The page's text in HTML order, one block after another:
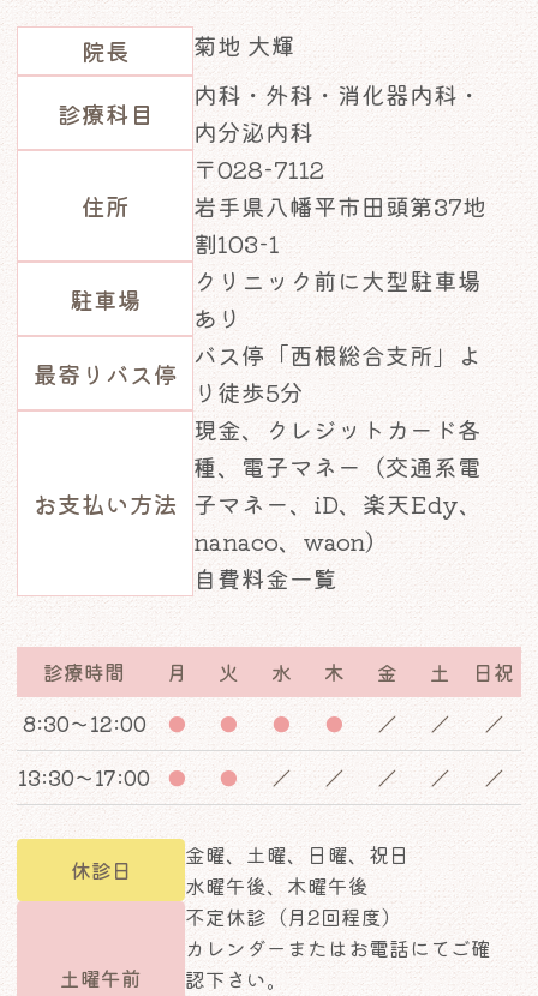
院長
菊地 大輝
診療科目
内科・外科・消化器内科・
内分泌内科
住所
〒028-7112
岩手県八幡平市田頭第37地
割103-1
駐車場
クリニック前に大型駐車場
あり
最寄りバス停
バス停「西根総合支所」よ
り徒歩5分
お支払い方法
現金、クレジットカード各
種、電子マネー（交通系電
子マネー、iD、楽天Edy、
nanaco、waon）
自費料金一覧
休診日
金曜、土曜、日曜、祝日
水曜午後、木曜午後
土曜午前
不定休診（月2回程度）
カレンダーまたはお電話にてご確
認下さい。
診療時間 月 火 水 木 金 土
日祝
8:30～12:00
● ● ● ● ／ ／
／
13:30～17:00
● ● ／ ／ ／ ／ ／